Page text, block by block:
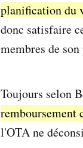
planification du
donc satisfaire
membres de
Toujours selon
remboursement
l'OTA ne